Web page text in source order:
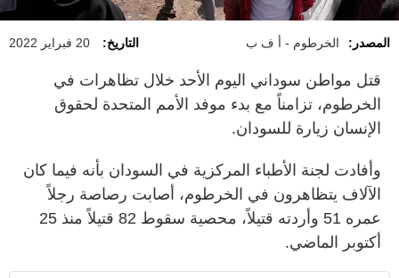
المصدر: الخرطوم - أ ف ب التاريخ: 20 فبراير 2022
قتل مواطن سوداني اليوم الأحد خلال تظاهرات في
الخرطوم، تزامناً مع بدء موفد الأمم المتحدة لحقوق
الإنسان زيارة للسودان.
وأفادت لجنة الأطباء المركزية في السودان بأنه فيما كان
الآلاف يتظاهرون في الخرطوم، أصابت رصاصة رجلاً
عمره 51 وأردته قتيلاً، محصية سقوط 82 قتيلاً منذ 25
أكتوبر الماضي.